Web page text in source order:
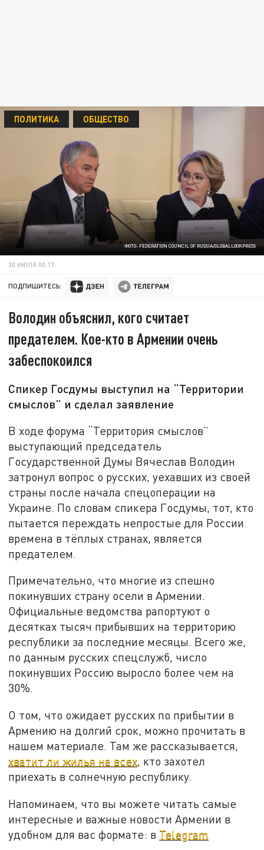
ФОТО: FEDERATION COUNCIL OF RUSSIA/GLOBALLOOKPRESS
ПОЛИТИКА ОБЩЕСТВО
30 ИЮЛЯ 00:17
ПОДПИШИТЕСЬ:
Володин объяснил, кого считает
предателем. Кое-кто в Армении очень
забеспокоился
Спикер Госдумы выступил на “Территории
смыслов” и сделал заявление
В ходе форума “Территория смыслов”
выступающий председатель
Государственной Думы Вячеслав Володин
затронул вопрос о русских, уехавших из своей
страны после начала спецоперации на
Украине. По словам спикера Госдумы, тот, кто
пытается переждать непростые для России
времена в тёплых странах, является
предателем.
Примечательно, что многие из спешно
покинувших страну осели в Армении.
Официальные ведомства рапортуют о
десятках тысяч прибывших на территорию
республики за последние месяцы. Всего же,
по данным русских спецслужб, число
покинувших Россию выросло более чем на
30%.
О том, что ожидает русских по прибытии в
Армению на долгий срок, можно прочитать в
нашем материале. Там же рассказывается,
хватит ли жилья на всех, кто захотел
приехать в солнечную республику.
Напоминаем, что вы можете читать самые
интересные и важные новости Армении в
удобном для вас формате: в Telegram